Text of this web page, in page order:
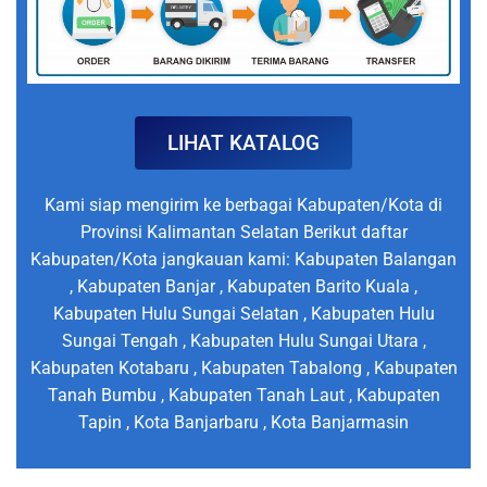
LIHAT KATALOG
Kami siap mengirim ke berbagai Kabupaten/Kota di
Provinsi Kalimantan Selatan Berikut daftar
Kabupaten/Kota jangkauan kami: Kabupaten Balangan
, Kabupaten Banjar , Kabupaten Barito Kuala ,
Kabupaten Hulu Sungai Selatan , Kabupaten Hulu
Sungai Tengah , Kabupaten Hulu Sungai Utara ,
Kabupaten Kotabaru , Kabupaten Tabalong , Kabupaten
Tanah Bumbu , Kabupaten Tanah Laut , Kabupaten
Tapin , Kota Banjarbaru , Kota Banjarmasin